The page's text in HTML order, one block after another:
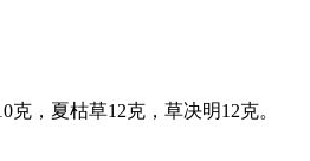
克，夏枯草12克，草决明12克。